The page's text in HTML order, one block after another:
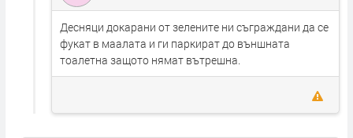
Десняци докарани от зелените ни съграждани да се
фукат в маалата и ги паркират до външната
тоалетна защото нямат вътрешна.